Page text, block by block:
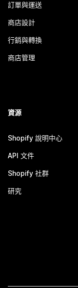
訂單與運送
商店設計
行銷與轉換
商店管理
資源
Shopify 說明中心
API 文件
Shopify 社群
研究